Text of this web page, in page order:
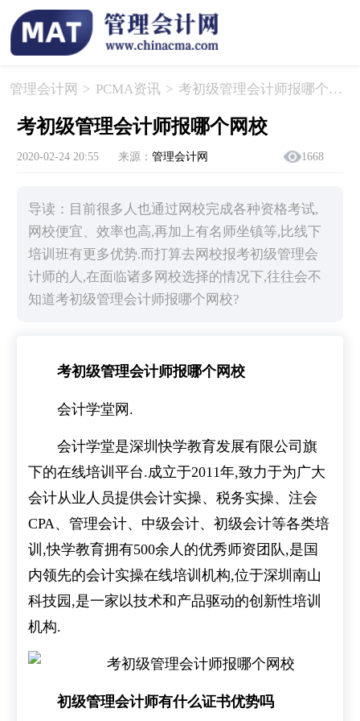
管理会计网 > PCMA资讯 > ​考初级管理会计师报哪个网校
​考初级管理会计师报哪个网校
2020-02-24 20:55 来源： 管理会计网 1668
导读：目前很多人也通过网校完成各种资格考试,
网校便宜、效率也高,再加上有名师坐镇等,比线下
培训班有更多优势.而打算去网校报考初级管理会
计师的人,在面临诸多网校选择的情况下,往往会不
知道考初级管理会计师报哪个网校?
考初级管理会计师报哪个网校
会计学堂网.
会计学堂是深圳快学教育发展有限公司旗
下的在线培训平台.成立于2011年,致力于为广大
会计从业人员提供会计实操、税务实操、注会
CPA、管理会计、中级会计、初级会计等各类培
训,快学教育拥有500余人的优秀师资团队,是国
内领先的会计实操在线培训机构,位于深圳南山
科技园,是一家以技术和产品驱动的创新性培训
机构.
初级管理会计师有什么证书优势吗